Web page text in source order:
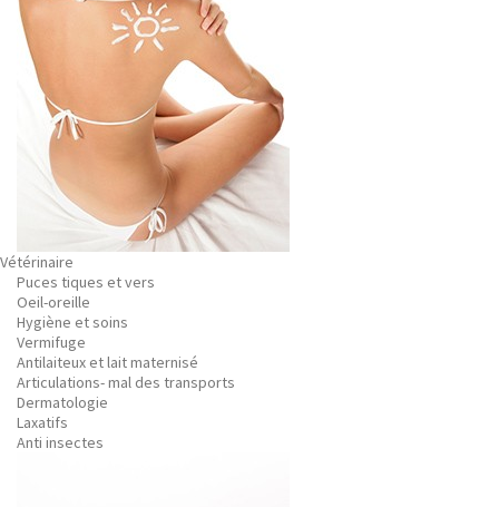
Vétérinaire
Puces tiques et vers
Oeil-oreille
Hygiène et soins
Vermifuge
Antilaiteux et lait maternisé
Articulations- mal des transports
Dermatologie
Laxatifs
Anti insectes